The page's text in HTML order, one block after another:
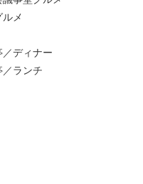
メ
ディナー
ランチ